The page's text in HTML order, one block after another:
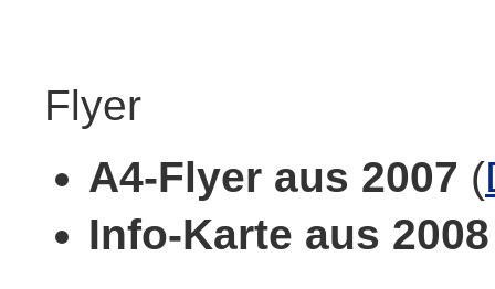
Flyer
A4-Flyer aus 2007 (
Info-Karte aus 2008